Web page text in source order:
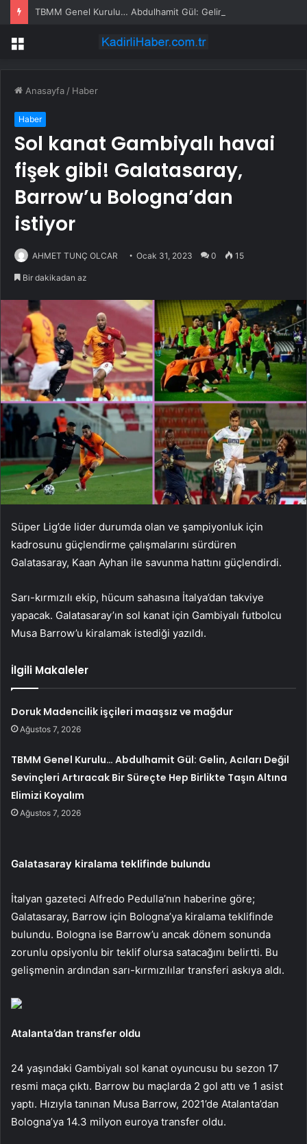
Menü
Anasayfa / Haber
Haber
Sol kanat Gambiyalı havai
fişek gibi! Galatasaray,
Barrow’u Bologna’dan
istiyor
AHMET TUNÇ OLCAR Ocak 31, 2023 0 15
Bir dakikadan az
Süper Lig’de lider durumda olan ve şampiyonluk için
kadrosunu güçlendirme çalışmalarını sürdüren
Galatasaray, Kaan Ayhan ile savunma hattını güçlendirdi.
Sarı-kırmızılı ekip, hücum sahasına İtalya’dan takviye
yapacak. Galatasaray’ın sol kanat için Gambiyalı futbolcu
Musa Barrow’u kiralamak istediği yazıldı.
İlgili Makaleler
Doruk Madencilik işçileri maaşsız ve mağdur
Ağustos 7, 2026
TBMM Genel Kurulu… Abdulhamit Gül: Gelin, Acıları Değil
Sevinçleri Artıracak Bir Süreçte Hep Birlikte Taşın Altına
Elimizi Koyalım
Ağustos 7, 2026
Galatasaray kiralama teklifinde bulundu
İtalyan gazeteci Alfredo Pedulla’nın haberine göre;
Galatasaray, Barrow için Bologna’ya kiralama teklifinde
bulundu. Bologna ise Barrow’u ancak dönem sonunda
zorunlu opsiyonlu bir teklif olursa satacağını belirtti. Bu
gelişmenin ardından sarı-kırmızılılar transferi askıya aldı.
Atalanta’dan transfer oldu
24 yaşındaki Gambiyalı sol kanat oyuncusu bu sezon 17
resmi maça çıktı. Barrow bu maçlarda 2 gol attı ve 1 asist
yaptı. Hızıyla tanınan Musa Barrow, 2021’de Atalanta’dan
Bologna’ya 14.3 milyon euroya transfer oldu.